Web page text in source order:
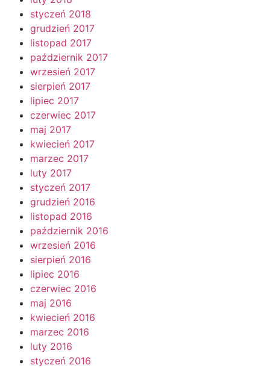
styczeń 2018
grudzień 2017
listopad 2017
październik 2017
wrzesień 2017
sierpień 2017
lipiec 2017
czerwiec 2017
maj 2017
kwiecień 2017
marzec 2017
luty 2017
styczeń 2017
grudzień 2016
listopad 2016
październik 2016
wrzesień 2016
sierpień 2016
lipiec 2016
czerwiec 2016
maj 2016
kwiecień 2016
marzec 2016
luty 2016
styczeń 2016